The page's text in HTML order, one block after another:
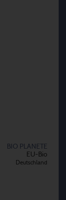
BIO PLANETE
EU-Bio
Deutschland